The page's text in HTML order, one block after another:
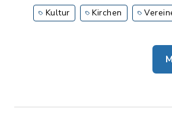
Kultur Kirchen